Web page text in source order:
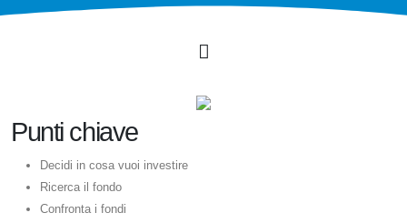
Punti chiave
Decidi in cosa vuoi investire
Ricerca il fondo
Confronta i fondi